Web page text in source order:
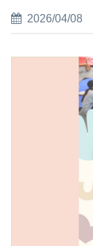
2026/04/08